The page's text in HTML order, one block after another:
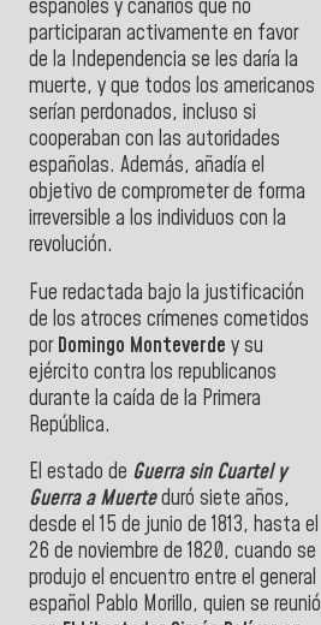
españoles y canarios que no
participaran activamente en favor
de la Independencia se les daría la
muerte, y que todos los americanos
serían perdonados, incluso si
cooperaban con las autoridades
españolas. Además, añadía el
objetivo de comprometer de forma
irreversible a los individuos con la
revolución.
Fue redactada bajo la justificación
de los atroces crímenes cometidos
porDomingo Monteverde y su
ejército contra los republicanos
durante la caída de la Primera
República.
El estado de Guerra sin Cuartel y
Guerra a Muerteduró siete años,
desde el 15 de junio de 1813, hasta el
26 de noviembre de 1820, cuando se
produjo el encuentro entre el general
español Pablo Morillo, quien se reunió